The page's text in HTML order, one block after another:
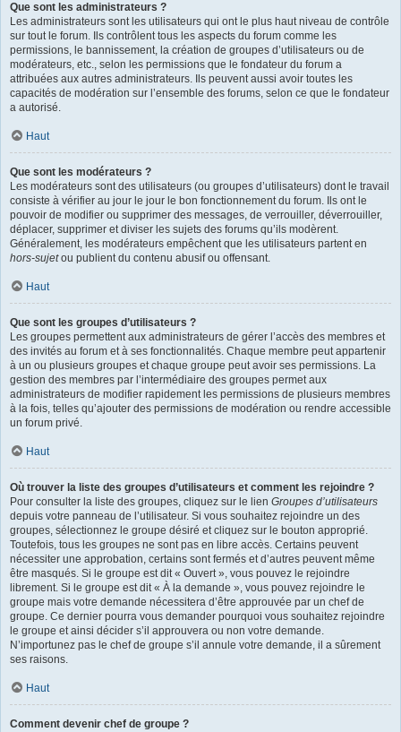
Que sont les administrateurs ?
Les administrateurs sont les utilisateurs qui ont le plus haut niveau de contrôle
sur tout le forum. Ils contrôlent tous les aspects du forum comme les
permissions, le bannissement, la création de groupes d’utilisateurs ou de
modérateurs, etc., selon les permissions que le fondateur du forum a
attribuées aux autres administrateurs. Ils peuvent aussi avoir toutes les
capacités de modération sur l’ensemble des forums, selon ce que le fondateur
a autorisé.
Haut
Que sont les modérateurs ?
Les modérateurs sont des utilisateurs (ou groupes d’utilisateurs) dont le travail
consiste à vérifier au jour le jour le bon fonctionnement du forum. Ils ont le
pouvoir de modifier ou supprimer des messages, de verrouiller, déverrouiller,
déplacer, supprimer et diviser les sujets des forums qu’ils modèrent.
Généralement, les modérateurs empêchent que les utilisateurs partent en
hors-sujetou publient du contenu abusif ou offensant.
Haut
Que sont les groupes d’utilisateurs ?
Les groupes permettent aux administrateurs de gérer l’accès des membres et
des invités au forum et à ses fonctionnalités. Chaque membre peut appartenir
à un ou plusieurs groupes et chaque groupe peut avoir ses permissions. La
gestion des membres par l’intermédiaire des groupes permet aux
administrateurs de modifier rapidement les permissions de plusieurs membres
à la fois, telles qu’ajouter des permissions de modération ou rendre accessible
un forum privé.
Haut
Où trouver la liste des groupes d’utilisateurs et comment les rejoindre ?
Pour consulter la liste des groupes, cliquez sur le lien Groupes d’utilisateurs
depuis votre panneau de l’utilisateur. Si vous souhaitez rejoindre un des
groupes, sélectionnez le groupe désiré et cliquez sur le bouton approprié.
Toutefois, tous les groupes ne sont pas en libre accès. Certains peuvent
nécessiter une approbation, certains sont fermés et d’autres peuvent même
être masqués. Si le groupe est dit « Ouvert », vous pouvez le rejoindre
librement. Si le groupe est dit « À la demande », vous pouvez rejoindre le
groupe mais votre demande nécessitera d’être approuvée par un chef de
groupe. Ce dernier pourra vous demander pourquoi vous souhaitez rejoindre
le groupe et ainsi décider s’il approuvera ou non votre demande.
N’importunez pas le chef de groupe s’il annule votre demande, il a sûrement
ses raisons.
Haut
Comment devenir chef de groupe ?